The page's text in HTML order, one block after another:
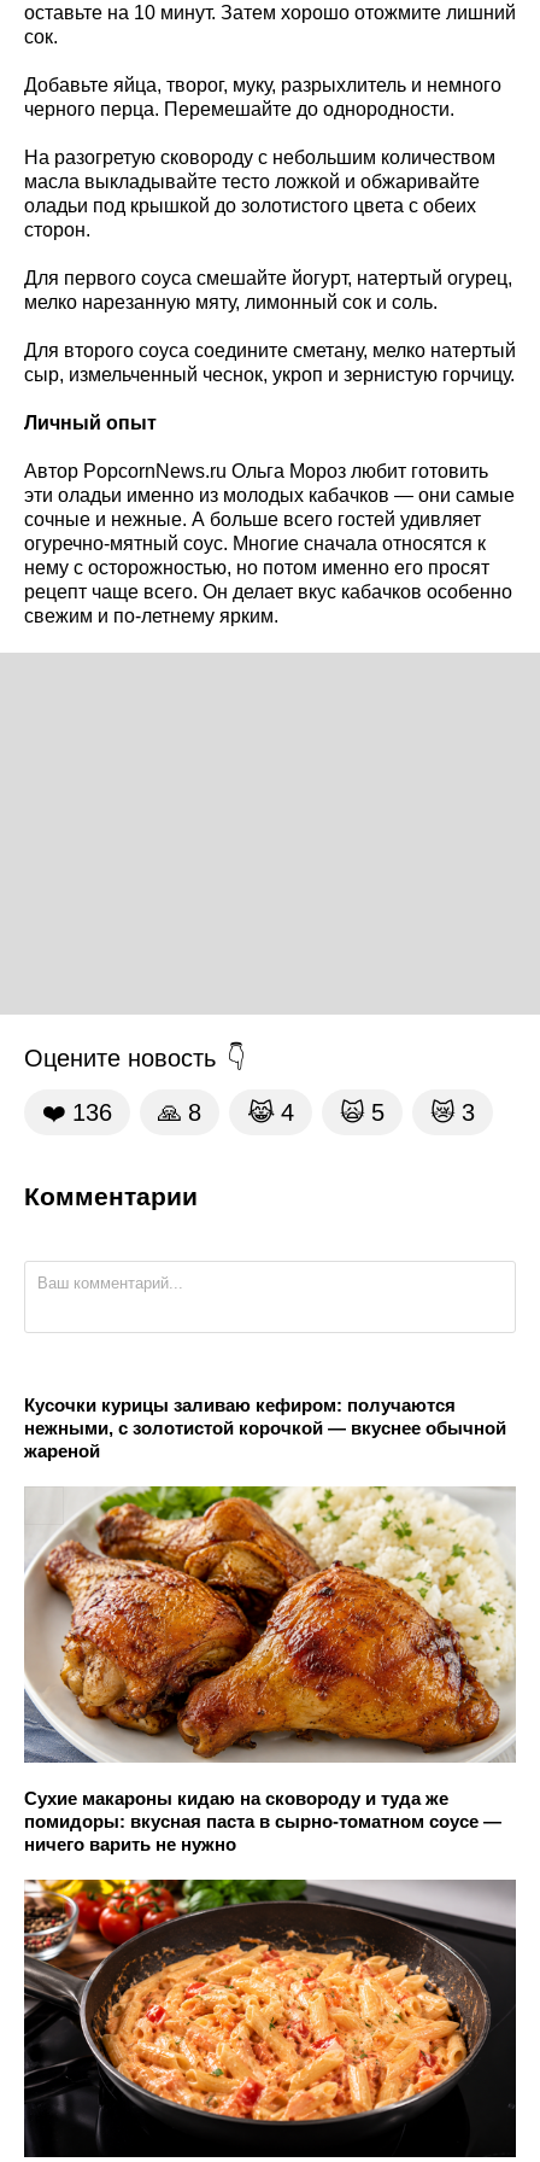
оставьте на 10 минут. Затем хорошо отожмите лишний
сок.
Добавьте яйца, творог, муку, разрыхлитель и немного
черного перца. Перемешайте до однородности.
На разогретую сковороду с небольшим количеством
масла выкладывайте тесто ложкой и обжаривайте
оладьи под крышкой до золотистого цвета с обеих
сторон.
Для первого соуса смешайте йогурт, натертый огурец,
мелко нарезанную мяту, лимонный сок и соль.
Для второго соуса соедините сметану, мелко натертый
сыр, измельченный чеснок, укроп и зернистую горчицу.
Личный опыт
Автор PopcornNews.ru Ольга Мороз любит готовить
эти оладьи именно из молодых кабачков — они самые
сочные и нежные. А больше всего гостей удивляет
огуречно-мятный соус. Многие сначала относятся к
нему с осторожностью, но потом именно его просят
рецепт чаще всего. Он делает вкус кабачков особенно
свежим и по-летнему ярким.
Оцените новость
❤️ 136 🙏 8 😹 4 🙀 5 😿 3
Комментарии
Кусочки курицы заливаю кефиром: получаются
нежными, с золотистой корочкой — вкуснее обычной
жареной
Сухие макароны кидаю на сковороду и туда же
помидоры: вкусная паста в сырно-томатном соусе —
ничего варить не нужно